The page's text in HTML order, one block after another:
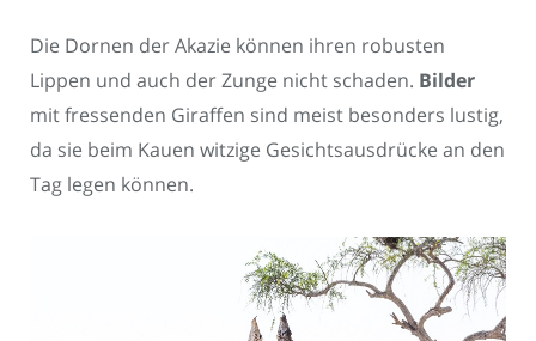
Die Dornen der Akazie können ihren robusten
Lippen und auch der Zunge nicht schaden. Bilder
mit fressenden Giraffen sind meist besonders lustig,
da sie beim Kauen witzige Gesichtsausdrücke an den
Tag legen können.